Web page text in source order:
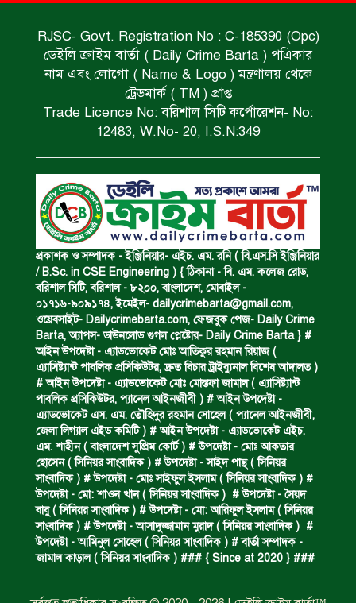
অভিমান করে স্বামীর আত্মহত্যা।
ধর্ষণচেষ্টা ও হত্যা মামলায় মৃত্যুদণ্ড।
বিশুদ্ধ পানির পাম্প পেল শতাধিক পরিবার।
সড়ক দুর্ঘটনায় বাসচাপায় মৃত্যুর ঘটনা।
বিজিবি’র অভিযানে ইয়াবা জব্দ।
অপহৃত রোহিঙ্গা উদ্ধার।
পানিতে ডুবে এক ছাত্রের মৃত্যু।
ঝুলন্ত মরদেহ উদ্ধার।
অবৈধ ঘের নির্মাণে আটক।
RJSC- Govt. Registration No : C-185390 (Opc)
ডেইলি ক্রাইম বার্তা ( Daily Crime Barta ) পএিকার
নাম এবং লোগো ( Name & Logo ) মন্ত্রণালয় থেকে
ট্রেডমার্ক ( TM ) প্রাপ্ত
Trade Licence No: বরিশাল সিটি কর্পোরেশন- No:
12483, W.No- 20, I.S.N:349
প্রকাশক ও সম্পাদক - ইঞ্জিনিয়ার- এইচ. এম. রনি ( বি.এস.সি ইঞ্জিনিয়ার
/ B.Sc. in CSE Engineering ) { ঠিকানা - বি. এম. কলেজ রোড,
বরিশাল সিটি, বরিশাল - ৮২০০, বাংলাদেশ, মোবাইল -
০১৭১৬-৯০৯১৭৪, ইমেইল- dailycrimebarta@gmail.com,
ওয়েবসাইট- Dailycrimebarta.com, ফেজবুক পেজ- Daily Crime
Barta, অ‍্যাপস- ডাউনলোড গুগল প্লেষ্টোর- Daily Crime Barta } #
আইন উপদেষ্টা - এ্যাডভোকেট মোঃ আতিকুর রহমান রিয়াজ (
এ‍্যাসিষ্ট‍্যান্ট পাবলিক প্রসিকিউটর, দ্রুত বিচার ট্রাইব্যুনাল বিশেষ আদালত )
# আইন উপদেষ্টা - এ্যাডভোকেট মোঃ মোস্তফা জামাল ( এ‍্যাসিষ্ট‍্যান্ট
পাবলিক প্রসিকিউটর, প‍্যানেল আইনজীবী ) # আইন উপদেষ্টা -
এ্যাডভোকেট এস. এম. তৌহিদুর রহমান সোহেল ( প‍্যানেল আইনজীবী,
জেলা লিগ্যাল এইড কমিটি ) # আইন উপদেষ্টা - এ্যাডভোকেট এইচ.
এম. শাহীন ( বাংলাদেশ সুপ্রিম কোর্ট ) # উপদেষ্টা - মোঃ আকতার
হোসেন ( সিনিয়র সাংবাদিক ) # উপদেষ্টা - সাইদ পান্থ ( সিনিয়র
সাংবাদিক ) # উপদেষ্টা - মোঃ সাইফুল ইসলাম ( সিনিয়র সাংবাদিক ) #
উপদেষ্টা - মো: শাওন খান ( সিনিয়র সাংবাদিক ) # উপদেষ্টা - সৈয়দ
বাবু ( সিনিয়র সাংবাদিক ) # উপদেষ্টা - মো: আরিফুল ইসলাম ( সিনিয়র
সাংবাদিক ) # উপদেষ্টা - আসাদুজ্জামান মুরাদ ( সিনিয়র সাংবাদিক ) #
উপদেষ্টা - আমিনুল সোহেল ( সিনিয়র সাংবাদিক ) # বার্তা সম্পাদক -
জামাল কাড়াল ( সিনিয়র সাংবাদিক ) ### { Since at 2020 } ###